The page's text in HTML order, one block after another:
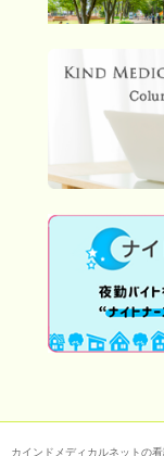
カインドメディカルネットの